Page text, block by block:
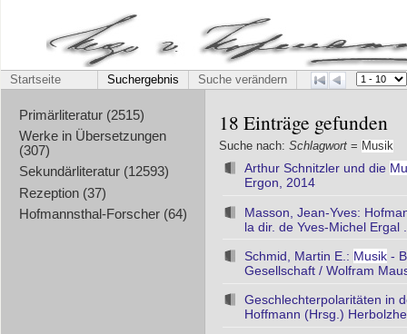
Startseite Suchergebnis Suche verändern
Primärliteratur (2515)
Werke in Übersetzungen
(307)
Sekundärliteratur (12593)
Rezeption (37)
Hofmannsthal-Forscher (64)
18 Einträge gefunden
Suche nach: Schlagwort = Musik
Arthur Schnitzler und die
Ergon, 2014
Masson, Jean-Yves:
la dir. de Yves-Michel
Schmid, Martin E.: Musik -
Gesellschaft / Wolfram
Geschlechterpolaritäten in
Hoffmann (Hrsg.)